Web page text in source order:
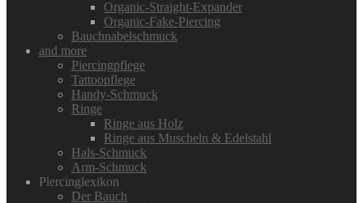
Organic-Straight-Expander
Organic-Fake-Piercing
Bauchnabelschmuck
and more
Piercingpflege
Tattoopflege
Handy-Schmuck
Ringe
Ringe aus Holz
Ringe aus Muscheln & Edelstahl
Hals-Schmuck
Arm-Schmuck
Piercinglexikon
Der Bauch